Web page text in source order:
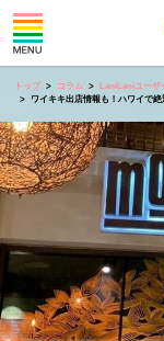
トップ コラム
LaniLaniユー
ワイキキ出店情報も！ハワイで